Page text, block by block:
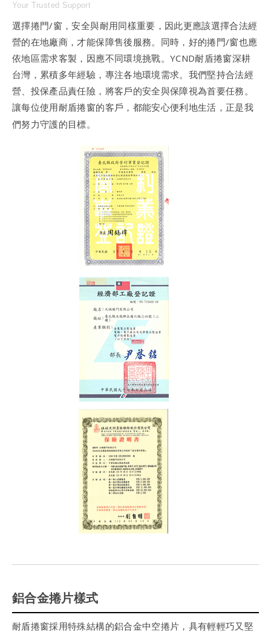
Your Trusted Support
選擇捲門/窗，安全與耐用同樣重要，因此更應該選擇合法經
營的在地廠商，才能保障售後服務。同時，好的捲門/窗也應
依地區需求客製，因應不同環境挑戰。YCND耐盾捲窗深耕
台灣，累積多年經驗，專注各地環境需求。我們堅持合法經
營、投保產品責任險，將客戶的安全與保障視為首要任務。
讓每位使用耐盾捲窗的客戶，都能安心便利地生活，正是我
們努力守護的目標。
鋁合金捲片樣式
耐盾捲窗採用特殊結構的鋁合金中空捲片，具有輕輕巧又堅